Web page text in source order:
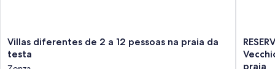
Villas
diferentes
Villas diferentes de 2 a 12 pessoas na praia da
testa
AS
SUAS
praia